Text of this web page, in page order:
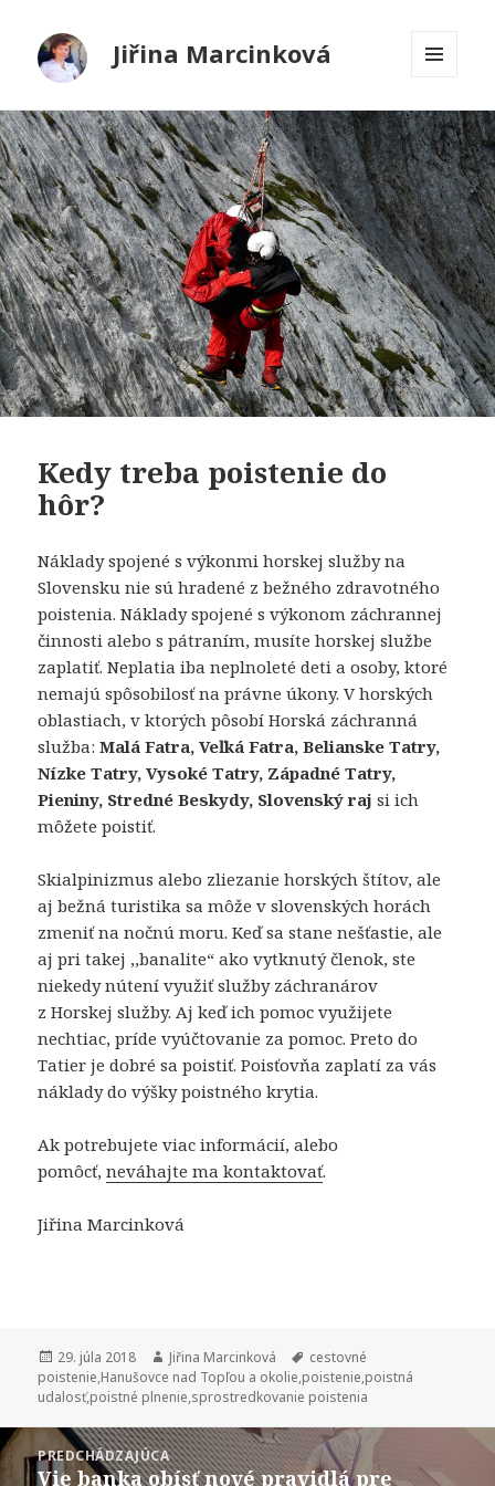
Jiřina Marcinková
WIDGETY
Kedy treba poistenie do
hôr?
Náklady spojené s výkonmi horskej služby na
Slovensku nie sú hradené z bežného zdravotného
poistenia. Náklady spojené s výkonom záchrannej
činnosti alebo s pátraním, musíte horskej službe
zaplatiť. Neplatia iba neplnoleté deti a osoby, ktoré
nemajú spôsobilosť na právne úkony. V horských
oblastiach, v ktorých pôsobí Horská záchranná
služba: Malá Fatra, Veľká Fatra, Belianske Tatry,
Nízke Tatry, Vysoké Tatry, Západné Tatry,
Pieniny, Stredné Beskydy, Slovenský rajsi ich
môžete poistiť.
Skialpinizmus alebo zliezanie horských štítov, ale
aj bežná turistika sa môže v slovenských horách
zmeniť na nočnú moru. Keď sa stane nešťastie, ale
aj pri takej ,,banalite“ ako vytknutý členok, ste
niekedy nútení využiť služby záchranárov
z Horskej služby. Aj keď ich pomoc využijete
nechtiac, príde vyúčtovanie za pomoc. Preto do
Tatier je dobré sa poistiť. Poisťovňa zaplatí za vás
náklady do výšky poistného krytia.
Ak potrebujete viac informácií, alebo
pomôcť,neváhajte ma kontaktovať.
Jiřina Marcinková
Publikované
29. júla 2018 Autor
Jiřina Marcinková Značky
cestovné
poistenie,Hanušovce nad Topľou a okolie,poistenie,poistná
udalosť,poistné plnenie,sprostredkovanie poistenia
Navigácia
v
PREDCHÁDZAJÚCA
Predchádzajúci
Vie banka obísť nové pravidlá pre